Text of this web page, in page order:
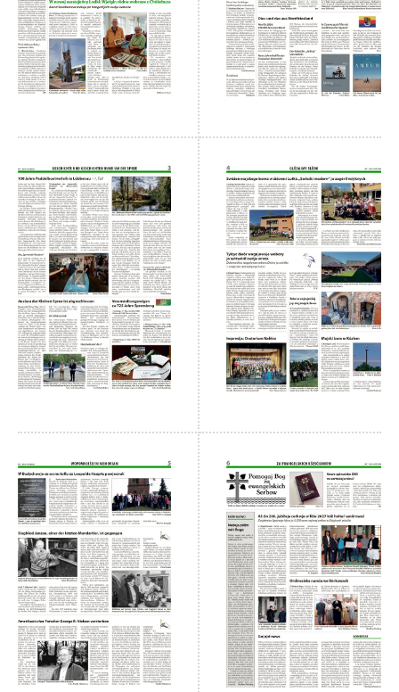
Casnik online
połny pśistup za Nowy
Casnik online a za e-
cełe wudaśe k
lazowanju online
archiw slědnych
wudaśow
fotografije
woglědaś, artikele
komentěrowaś
wót 14,40 € na lěto
(za abonentow
śišćanego wudaśa
jano 9 €)
Nowy Casnik
online skazaś